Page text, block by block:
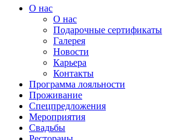
О нас
О нас
Подарочные сертификаты
Галерея
Новости
Карьера
Контакты
Программа лояльности
Проживание
Спецпредложения
Мероприятия
Свадьбы